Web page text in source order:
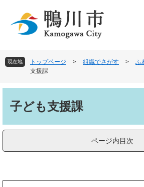
頭
で
。
飛
ば
て
現在地 トップページ > 組織でさがす > ふ
支援課
子ども支援課
ページ内目次